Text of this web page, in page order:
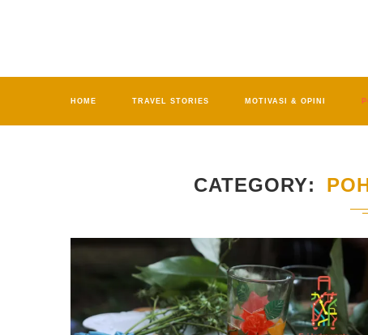
HOME TRAVEL STORIES MOTIVASI & OPINI
CATEGORY